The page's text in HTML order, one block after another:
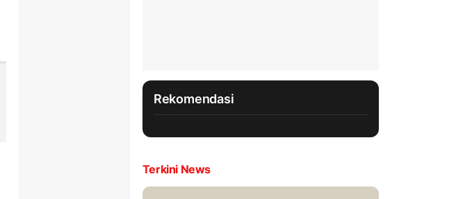
Rekomendasi
Terkini News